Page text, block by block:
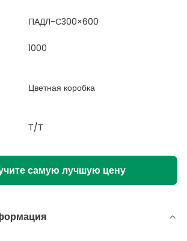
ПАДЛ-С300×600
1000
Цветная коробка
Т/Т
самую лучшую цену